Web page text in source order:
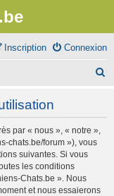
Connexion
Inscription
par « nous », « notre »,
chats.be/forum »), vous
suivantes. Si vous
les conditions
Chats.be ». Nous
et nous essaierons